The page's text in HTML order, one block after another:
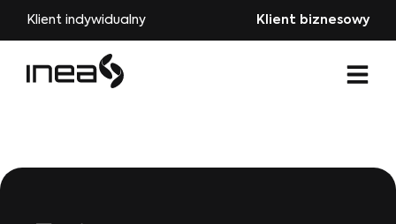
Klient indywidualny Klient biznesowy